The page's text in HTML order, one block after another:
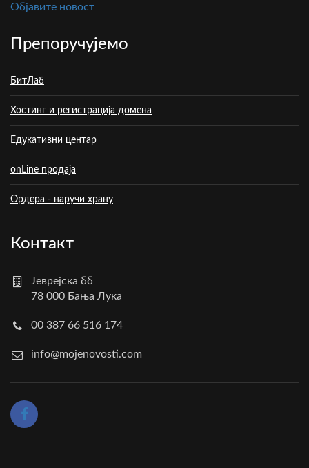
Oбјавите новост
Препоручујемо
БитЛаб
Хостинг и регистрација домена
Едукативни центар
onLine продаја
Ордера - наручи храну
Контакт
Јеврејска бб
78 000 Бања Лука
00 387 66 516 174
info@mojenovosti.com